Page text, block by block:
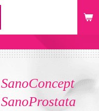
SanoConcept
SanoProstata